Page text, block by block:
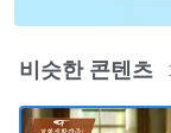
비슷한 콘텐츠